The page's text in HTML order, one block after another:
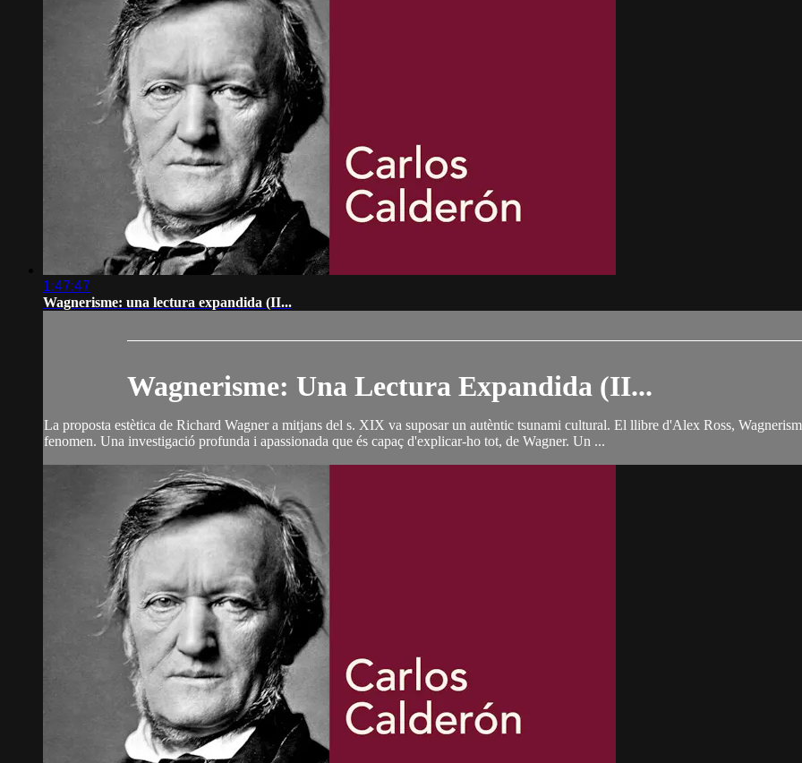
1:47:47
Wagnerisme: una lectura expandida (II...
Wagnerisme: Una Lectura Expandida (II...
La proposta estètica de Richard Wagner a mitjans del s. XIX va suposar un autèntic tsunami cultural. El llibre d'Alex Ross,
fenomen. Una investigació profunda i apassionada que és capaç d'explicar-ho tot, de Wagner. Un ...